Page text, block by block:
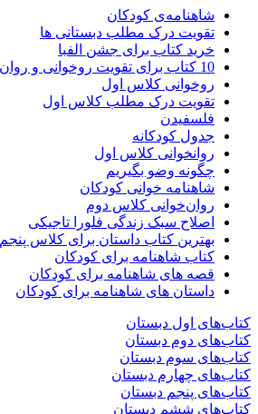
شاهنامه‌ی کودکان
تقویت درک مطلب دبستانی ها
خرید کتاب برای جشن الفبا
10 کتاب برای تقویت روخوانی و روان‌خوانی کلاس اولی‌ها
روخوانی کلاس اول
تقویت درک مطلب کلاس اول
فلسفیدن
جدول کودکانه
روانخوانی کلاس اول
چگونه وضو بگیریم
شاهنامه خوانی کودکان
روان‌خوانی کلاس دوم
اصلاح سبک زندگی فلورا تاجیکی
بهترین کتاب داستان برای کلاس پنجم
کتاب شاهنامه برای کودکان
قصه های شاهنامه برای کودکان
داستان های شاهنامه برای کودکان
کتاب‌های اول دبستان
کتاب‌های دوم دبستان
کتاب‌های سوم دبستان
کتاب‌های چهارم دبستان
کتاب‌های پنجم دبستان
کتاب‌های ششم دبستان